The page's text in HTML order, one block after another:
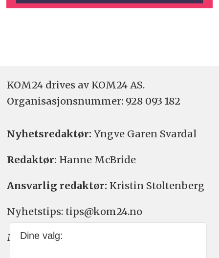
KOM24 drives av KOM24 AS.
Organisasjons­nummer: 928 093 182
Nyhetsredaktør: Yngve Garen Svardal
Redaktør: Hanne McBride
Ansvarlig redaktør: Kristin Stoltenberg
Nyhetstips: tips@kom24.no
Meninger: meninger@kom24.no
Dine valg: